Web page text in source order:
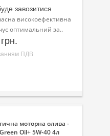
завозитися
високоефективна
оптимальний за..
ПДВ
моторна олива -
Oil+ 5W-40 4л